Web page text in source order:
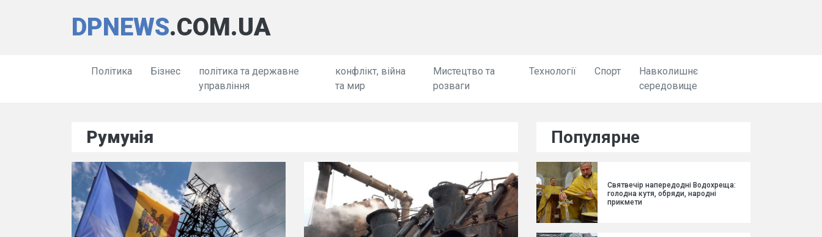
DPNEWS.COM.UA
Політика Бізнес
політика та державне
управління
конфлікт, війна
та мир
Мистецтво та
розваги
Технології Спорт
Навколишнє
середовище
Румунія Популярне
Святвечір напередодні Водохреща:
голодна кутя, обряди, народні
прикмети